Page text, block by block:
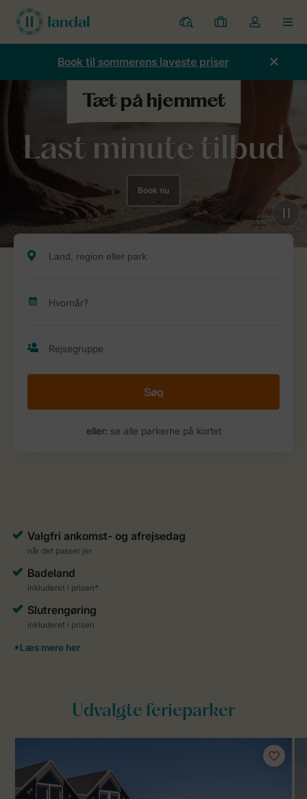
Parker
Mine
bookinger
Toggle
the
Book til sommerens laveste priser
Last minute tilbud
Book nu
Søg
eller: se alle parkerne på kortet